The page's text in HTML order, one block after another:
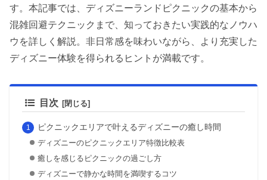
す。本記事では、ディズニーランドピクニックの基本から
混雑回避テクニックまで、知っておきたい実践的なノウハ
ウを詳しく解説。非日常感を味わいながら、より充実した
ディズニー体験を得られるヒントが満載です。
目次
ピクニックエリアで叶えるディズニーの癒し時間
ディズニーのピクニックエリア特徴比較表
癒しを感じるピクニックの過ごし方
ディズニーで静かな時間を満喫するコツ